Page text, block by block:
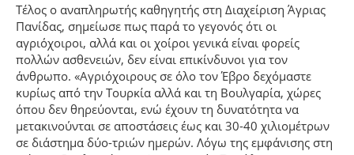
Τέλος ο αναπληρωτής καθηγητής στη Διαχείριση Άγριας
Πανίδας, σημείωσε πως παρά το γεγονός ότι οι
αγριόχοιροι, αλλά και οι χοίροι γενικά είναι φορείς
πολλών ασθενειών, δεν είναι επικίνδυνοι για τον
άνθρωπο. «Αγριόχοιρους σε όλο τον Έβρο δεχόμαστε
κυρίως από την Τουρκία αλλά και τη Βουλγαρία, χώρες
όπου δεν θηρεύονται, ενώ έχουν τη δυνατότητα να
μετακινούνται σε αποστάσεις έως και 30-40 χιλιομέτρων
σε διάστημα δύο-τριών ημερών. Λόγω της εμφάνισης στη